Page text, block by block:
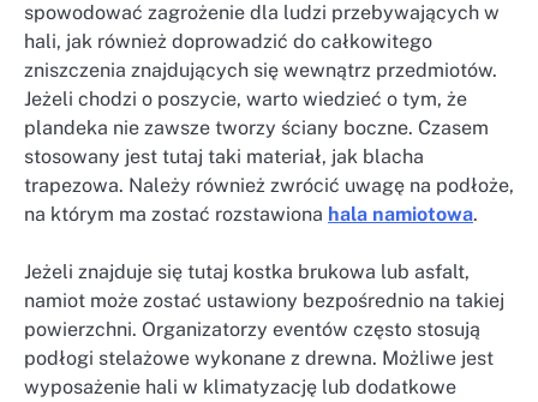
spowodować zagrożenie dla ludzi przebywających w
hali, jak również doprowadzić do całkowitego
zniszczenia znajdujących się wewnątrz przedmiotów.
Jeżeli chodzi o poszycie, warto wiedzieć o tym, że
plandeka nie zawsze tworzy ściany boczne. Czasem
stosowany jest tutaj taki materiał, jak blacha
trapezowa. Należy również zwrócić uwagę na podłoże,
na którym ma zostać rozstawiona hala namiotowa.
Jeżeli znajduje się tutaj kostka brukowa lub asfalt,
namiot może zostać ustawiony bezpośrednio na takiej
powierzchni. Organizatorzy eventów często stosują
podłogi stelażowe wykonane z drewna. Możliwe jest
wyposażenie hali w klimatyzację lub dodatkowe